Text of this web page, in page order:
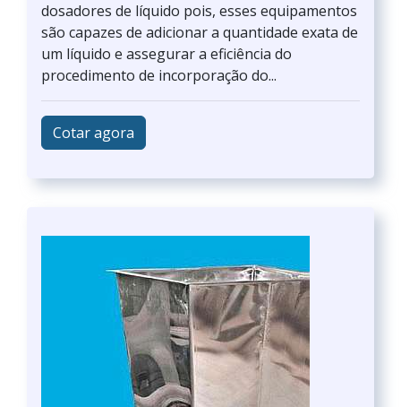
dosadores de líquido pois, esses equipamentos
são capazes de adicionar a quantidade exata de
um líquido e assegurar a eficiência do
procedimento de incorporação do...
Cotar agora